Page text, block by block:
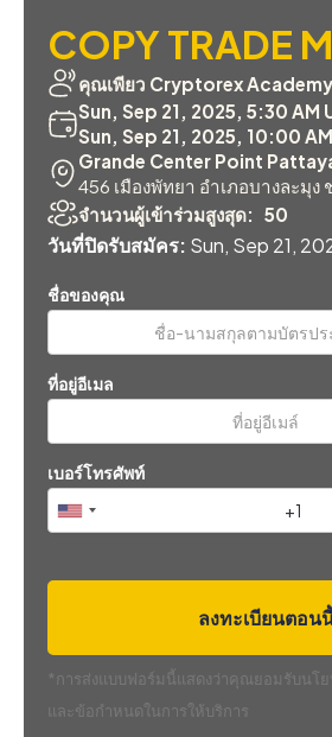
COPY TRADE
คุณเพียว Cryptorex Academy
Sun, Sep 21, 2025, 5:30 AM
Sun, Sep 21, 2025, 10:00
Grande Center Point
456 เมืองพัทยา อำเภอบางละมุง
จำนวนผู้เข้าร่วมสูงสุด: 50
วันที่ปิดรับสมัคร: Sun, Sep 21,
ชื่อของคุณ
ที่อยู่อีเมล
เบอร์โทรศัพท์
*การส่งแบบฟอร์มนี้แสดงว่าคุณยอมรับนโย
และข้อกำหนดในการให้บริการ